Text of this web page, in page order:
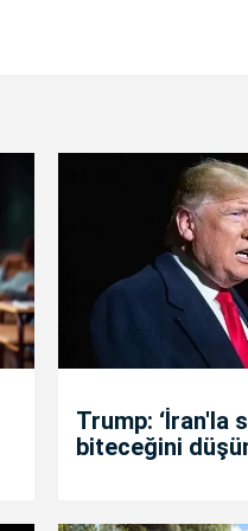
Trump: ‘İran'la
biteceğini